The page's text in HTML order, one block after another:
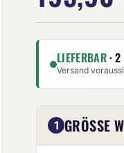
LIEFERBAR·
Versand
1 GRÖSSE